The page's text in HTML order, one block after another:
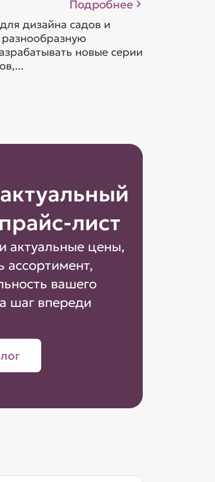
Подробнее
дизайна садов и
новые серии
лист
актуальные цены,
ассортимент,
вашего
шаг впереди